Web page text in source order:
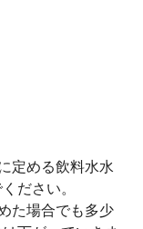
定める飲料水水
ださい。
た場合でも多少